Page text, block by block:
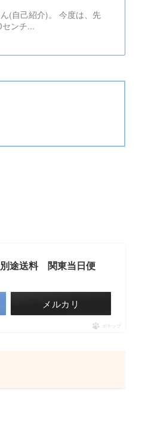
(自己紹介)。 今度は、先
ンチ...
送料 関東当日便
メルカリ
ポチップ